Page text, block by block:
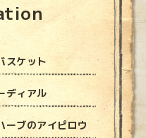
スケット
ディアル
ーブのアイピロウ